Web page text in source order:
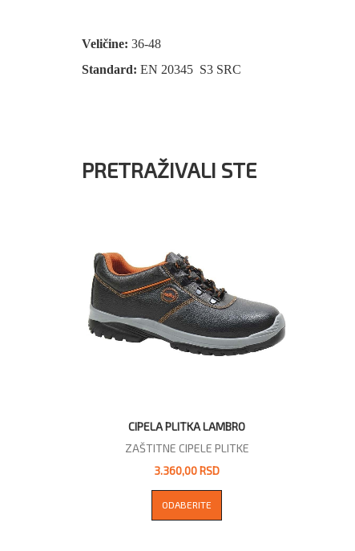
Veličine: 36-48
Standard: EN 20345 S3 SRC
PRETRAŽIVALI STE
CIPELA PLITKA LAMBRO
ZAŠTITNE CIPELE PLITKE
3.360,00 RSD
ODABERITE